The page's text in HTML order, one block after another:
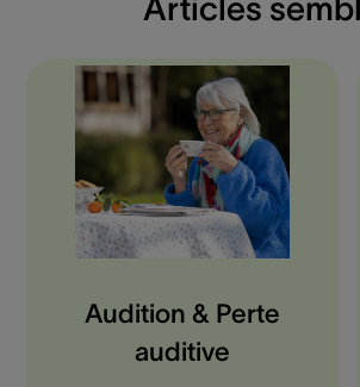
Articles
Audition & Perte
auditive